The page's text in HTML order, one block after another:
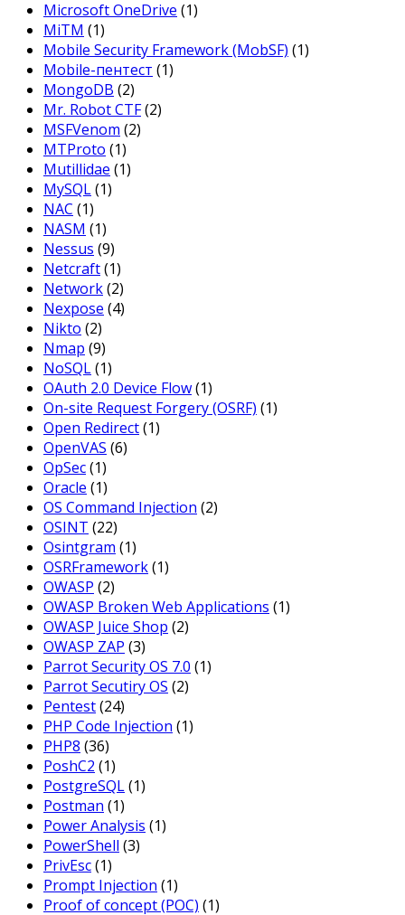
Microsoft OneDrive (1)
MiTM (1)
Mobile Security Framework (MobSF) (1)
Mobile-пентест (1)
MongoDB (2)
Mr. Robot CTF(2)
MSFVenom (2)
MTProto (1)
Mutillidae (1)
MySQL(1)
NAC (1)
NASM (1)
Nessus (9)
Netcraft(1)
Network(2)
Nexpose (4)
Nikto (2)
Nmap (9)
NoSQL(1)
OAuth 2.0 Device Flow(1)
On-site Request Forgery (OSRF) (1)
Open Redirect(1)
OpenVAS (6)
OpSec(1)
Oracle (1)
OS Command Injection (2)
OSINT (22)
Osintgram (1)
OSRFramework(1)
OWASP (2)
OWASP Broken Web Applications (1)
OWASP Juice Shop (2)
OWASP ZAP (3)
Parrot Security OS 7.0 (1)
Parrot Secutiry OS (2)
Pentest(24)
PHP Code Injection (1)
PHP8 (36)
PoshC2 (1)
PostgreSQL(1)
Postman (1)
Power Analysis (1)
PowerShell (3)
PrivEsc(1)
Prompt Injection (1)
Proof of concept (POC) (1)